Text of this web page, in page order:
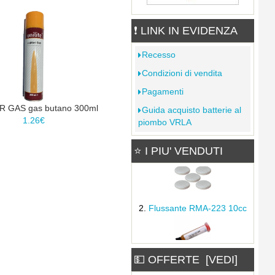
GAS gas butano 300ml
1.26€
Kit filtri FEK-01
55.00€
Kit di conversione per
pinza
3.16€
In Saldo: 2.84€
2.51€
LED da tavolo RGB+W
25.47€
Flussante sintetico Stannol
EF-350 250ml no-clean
3.39€
WELDER GAS gas butano
300ml
1.26€
❗ LINK IN EVIDENZA
Recesso
Condizioni di vendita
Pagamenti
Guida acquisto batterie al
piombo VRLA
⭐ I PIU' VENDUTI
Filtro per stazione
dissaldante...
Flussante RMA-223 10cc
Rocchetto Iso-Core "RA05"
💵 OFFERTE [VEDI]